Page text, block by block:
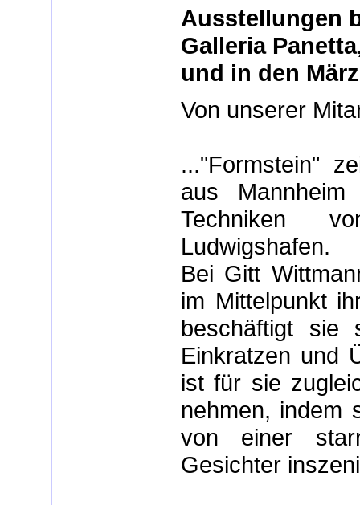
Ausstellungen
Galleria
und in den
Von unserer
..."Formstein"
aus
Techniken
Ludwigshafen.
Bei Gitt
im Mittelpunkt
beschäftigt sie
Einkratzen und
ist für sie
nehmen, indem
von einer
Gesichter